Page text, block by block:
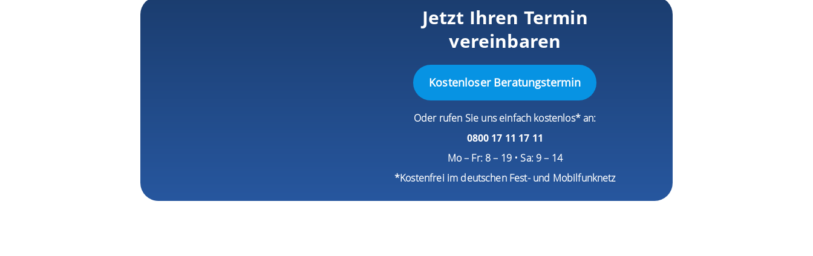
Jetzt Ihren Termin
vereinbaren
Kostenloser Beratungstermin
Oder rufen Sie uns einfach kostenlos* an:
0800 17 11 17 11
Mo – Fr: 8 – 19 • Sa: 9 – 14
*Kostenfrei im deutschen Fest- und Mobilfunknetz